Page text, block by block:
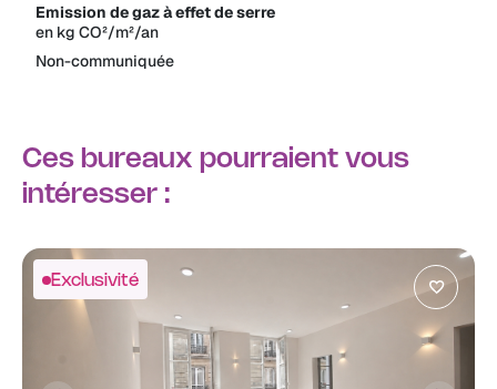
Emission de gaz à effet de serre
en kg CO²/m²/an
Non-communiquée
Ces bureaux pourraient vous
intéresser :
Exclusivité